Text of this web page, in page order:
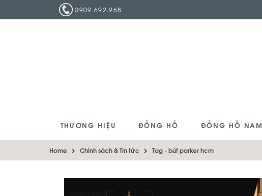
0909.692.968
THƯƠNG HIỆU ĐỒNG HỒ ĐỒNG HỒ NAM
Home Chính sách & Tin tức Tag - bút parker hcm